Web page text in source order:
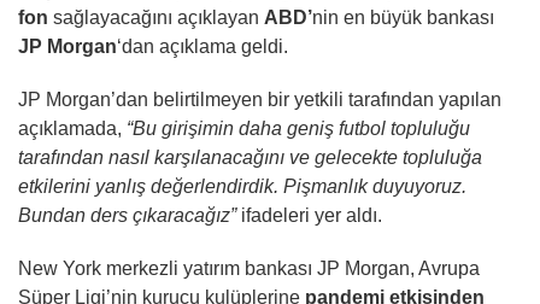
fon sağlayacağını açıklayan ABD’nin en büyük bankası
JP Morgan‘dan açıklama geldi.
​JP Morgan’dan belirtilmeyen bir yetkili tarafından yapılan
açıklamada, “Bu girişimin daha geniş futbol topluluğu
tarafından nasıl karşılanacağını ve gelecekte topluluğa
etkilerini yanlış değerlendirdik. Pişmanlık duyuyoruz.
Bundan ders çıkaracağız”ifadeleri yer aldı.
New York merkezli yatırım bankası JP Morgan, Avrupa
Süper Ligi’nin kurucu kulüplerine pandemi etkisinden